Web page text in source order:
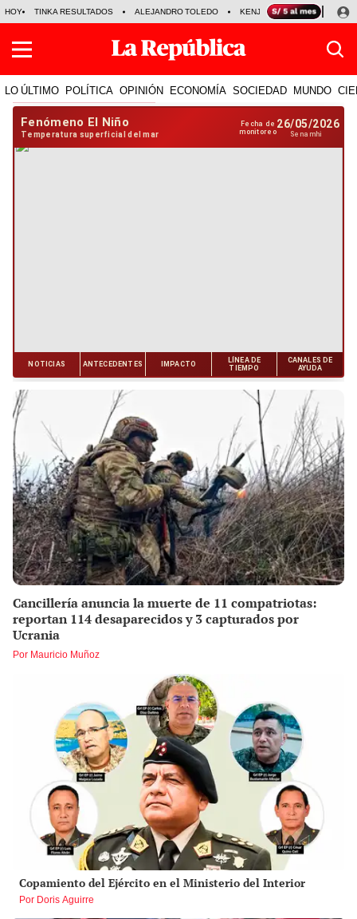
HOY TINKA RESULTADOS ALEJANDRO TOLEDO KENJI FUJIMORI
LO ÚLTIMO POLÍTICA OPINIÓN ECONOMÍA SOCIEDAD MUNDO
Cancillería anuncia la muerte de 11 compatriotas:
reportan 114 desaparecidos y 3 capturados por
Ucrania
Por Mauricio Muñoz
Copamiento del Ejército en el Ministerio del Interior
Por Doris Aguirre